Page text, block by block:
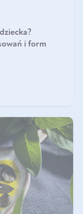
i form